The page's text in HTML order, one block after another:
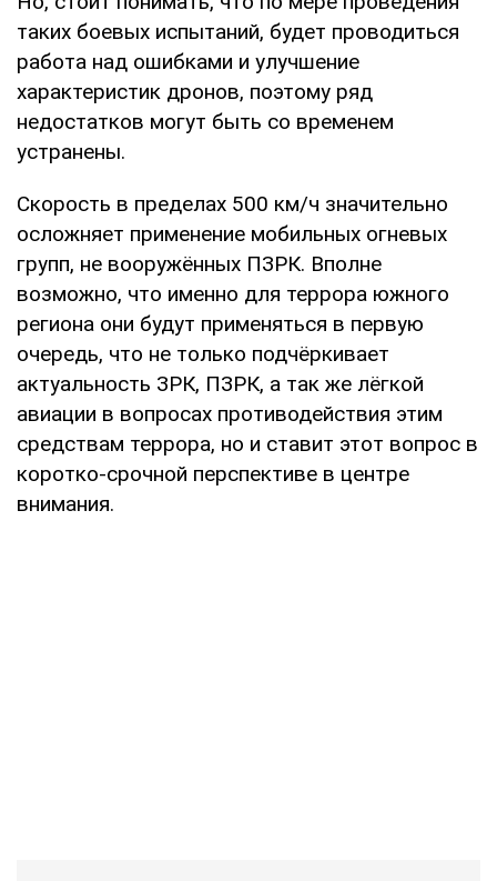
таких боевых испытаний, будет проводиться
работа над ошибками и улучшение
характеристик дронов, поэтому ряд
недостатков могут быть со временем
устранены.
Скорость в пределах 500 км/ч значительно
осложняет применение мобильных огневых
групп, не вооружённых ПЗРК. Вполне
возможно, что именно для террора южного
региона они будут применяться в первую
очередь, что не только подчёркивает
актуальность ЗРК, ПЗРК, а так же лёгкой
авиации в вопросах противодействия этим
средствам террора, но и ставит этот вопрос в
коротко-срочной перспективе в центре
внимания.